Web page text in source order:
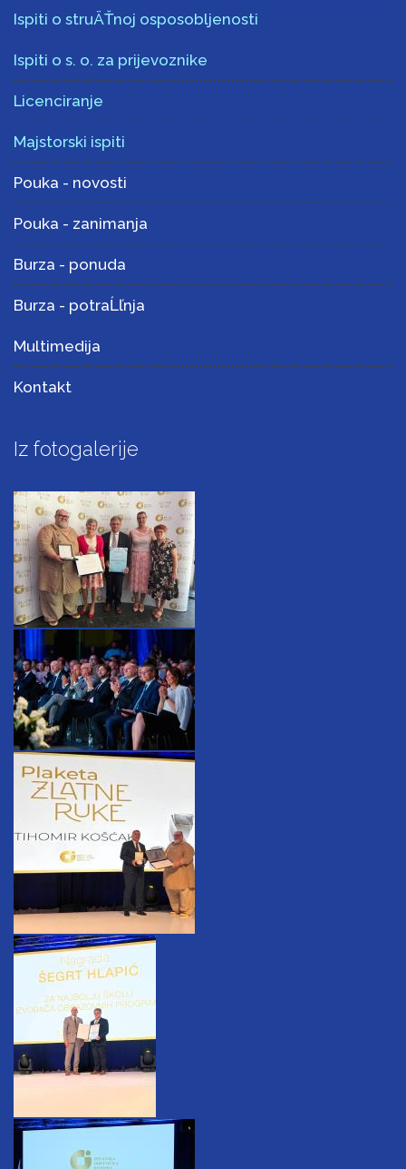
Ispiti o struÄŤnoj osposobljenosti
Ispiti o s. o. za prijevoznike
Licenciranje
Majstorski ispiti
Pouka - novosti
Pouka - zanimanja
Burza - ponuda
Burza - potraĹľnja
Multimedija
Kontakt
Iz fotogalerije